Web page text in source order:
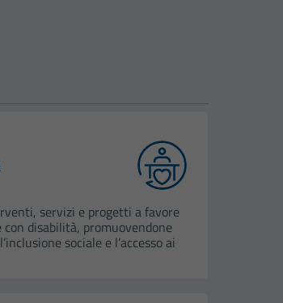
servizi e progetti a favore
con disabilità, promuovendone
sociale e l’accesso ai